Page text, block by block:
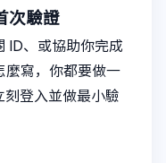
次驗證
ID、或協助你完成
麼寫，你都要做一
登入並做最小驗